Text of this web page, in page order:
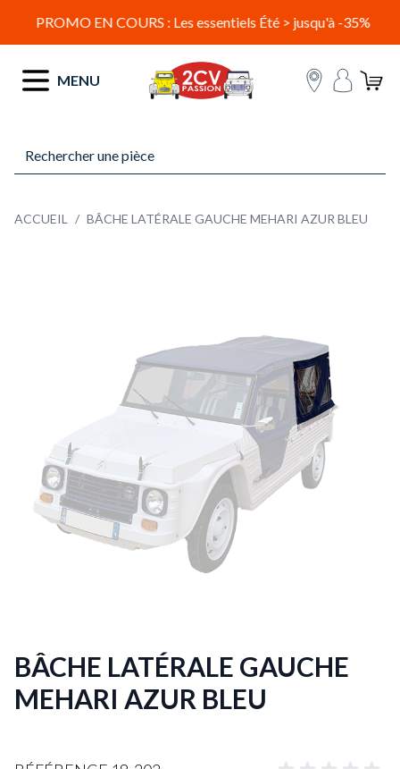
PROMO EN COURS : Les essentiels Été > jusqu'à -35%
MENU
ACCUEIL / BÂCHE LATÉRALE GAUCHE MEHARI AZUR BLEU
BÂCHE LATÉRALE GAUCHE
MEHARI AZUR BLEU